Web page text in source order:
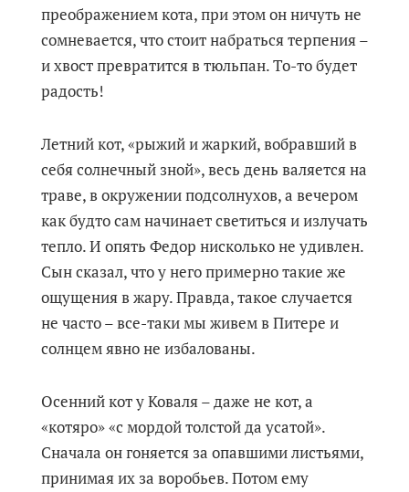
преображением кота, при этом он ничуть не
сомневается, что стоит набраться терпения –
и хвост превратится в тюльпан. То-то будет
радость!
Летний кот, «рыжий и жаркий, вобравший в
себя солнечный зной», весь день валяется на
траве, в окружении подсолнухов, а вечером
как будто сам начинает светиться и излучать
тепло. И опять Федор нисколько не удивлен.
Сын сказал, что у него примерно такие же
ощущения в жару. Правда, такое случается
не часто – все-таки мы живем в Питере и
солнцем явно не избалованы.
Осенний кот у Коваля – даже не кот, а
«котяро» «с мордой толстой да усатой».
Сначала он гоняется за опавшими листьями,
принимая их за воробьев. Потом ему